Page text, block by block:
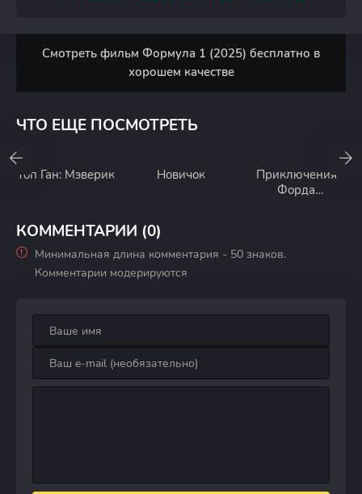
Смотреть фильм Формула 1 (2025) бесплатно в
хорошем качестве
ЧТО ЕЩЕ ПОСМОТРЕТЬ
Топ Ган: Мэверик Новичок
Приключения
Форда
КОММЕНТАРИИ (0)
Минимальная длина комментария - 50 знаков.
Комментарии модерируются